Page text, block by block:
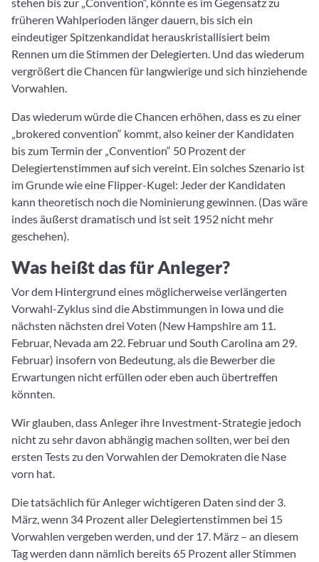
früheren Wahlperioden länger dauern, bis sich ein
eindeutiger Spitzenkandidat herauskristallisiert beim
Rennen um die Stimmen der Delegierten. Und das wiederum
vergrößert die Chancen für langwierige und sich hinziehende
Vorwahlen.
Das wiederum würde die Chancen erhöhen, dass es zu einer
„brokered convention“ kommt, also keiner der Kandidaten
bis zum Termin der „Convention“ 50 Prozent der
Delegiertenstimmen auf sich vereint. Ein solches Szenario ist
im Grunde wie eine Flipper-Kugel: Jeder der Kandidaten
kann theoretisch noch die Nominierung gewinnen. (Das wäre
indes äußerst dramatisch und ist seit 1952 nicht mehr
geschehen).
Was heißt das für Anleger?
Vor dem Hintergrund eines möglicherweise verlängerten
Vorwahl-Zyklus sind die Abstimmungen in Iowa und die
nächsten nächsten drei Voten (New Hampshire am 11.
Februar, Nevada am 22. Februar und South Carolina am 29.
Februar) insofern von Bedeutung, als die Bewerber die
Erwartungen nicht erfüllen oder eben auch übertreffen
könnten.
Wir glauben, dass Anleger ihre Investment-Strategie jedoch
nicht zu sehr davon abhängig machen sollten, wer bei den
ersten Tests zu den Vorwahlen der Demokraten die Nase
vorn hat.
Die tatsächlich für Anleger wichtigeren Daten sind der 3.
März, wenn 34 Prozent aller Delegiertenstimmen bei 15
Vorwahlen vergeben werden, und der 17. März – an diesem
Tag werden dann nämlich bereits 65 Prozent aller Stimmen